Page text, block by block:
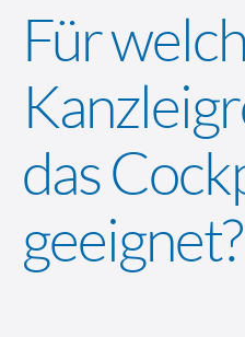
Für
das
geeignet?